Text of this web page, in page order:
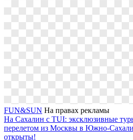
FUN&SUN На правах рекламы
На Сахалин с TUI: эксклюзивные
перелетом из Москвы в Южно-
открыты!